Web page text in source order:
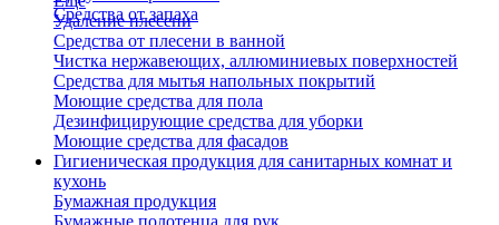
Средства от запаха
Удаление плесени
Средства от плесени в ванной
Чистка нержавеющих, аллюминиевых поверхностей
Средства для мытья напольных покрытий
Моющие средства для пола
Дезинфицирующие средства для уборки
Моющие средства для фасадов
Гигиеническая продукция для санитарных комнат и
кухонь
Бумажная продукция
Бумажные полотенца для рук